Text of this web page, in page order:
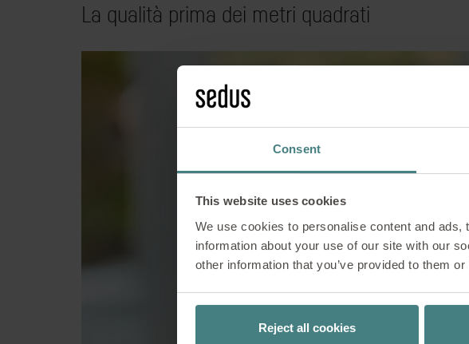
Consent
This website uses cookies
We use cookies to personalise content and
information about your use of our site with our
other information that you’ve provided to them
Reject all cookies
Più atmosfera,
Stefan Rief
Come sarà il posto di lavoro di
domanda non riguarda solo noi di
di ricerca per lo sviluppo
esperti nella progettazione
alla ricerca sull’interazione tra
La qualità prima dei metri quadrati